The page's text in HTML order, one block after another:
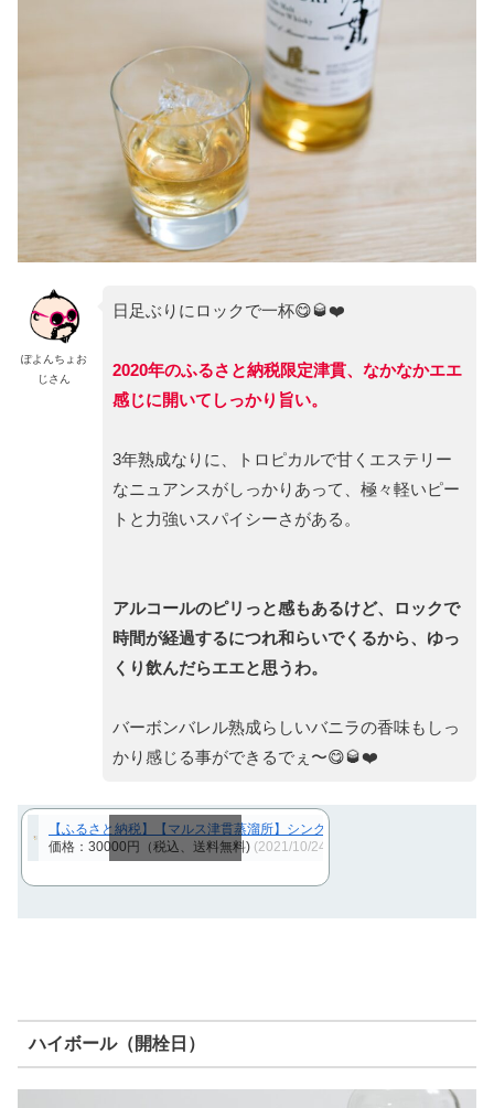
ぽよんちょお
じさん
日足ぶりにロックで一杯😋🥃❤️
2020年のふるさと納税限定津貫、なかなかエエ
感じに開いてしっかり旨い。
3年熟成なりに、トロピカルで甘くエステリー
なニュアンスがしっかりあって、極々軽いピー
トと力強いスパイシーさがある。
アルコールのピリっと感もあるけど、ロックで
時間が経過するにつれ和らいでくるから、ゆっ
くり飲んだらエエと思うわ。
バーボンバレル熟成らしいバニラの香味もしっ
かり感じる事ができるでぇ〜😋🥃❤️
【ふるさと納税】【マルス津貫蒸溜所】シングルモルトウイスキー津貫
価格：30000円（税込、送料無料) (2021/10/24時点)
ハイボール（開栓日）